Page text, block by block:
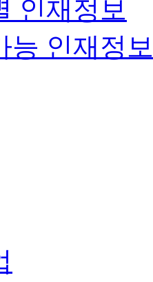
인재정보
능 인재정보